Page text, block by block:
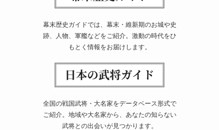
幕末歴史ガイドでは、幕末・維新期のお城や史
跡、人物、軍艦などをご紹介。激動の時代をひ
もとく情報をお届けします。
全国の戦国武将・大名家をデータベース形式で
ご紹介。地域や大名家から、あなたの知らない
武将との出会いが見つかります。